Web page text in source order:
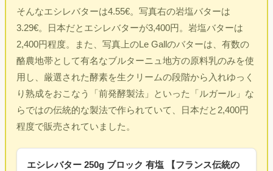
そんなエシレバターは4.55€。写真右の岩塩バターは
3.29€。日本だとエシレバターが3,400円。岩塩バターは
2,400円程度。また、写真上のLe Gallのバターは、有数の
酪農地帯として有名なブルターニュ地方の原料乳のみを使
用し、厳選された酵素を生クリームの段階から入れゆっく
り熟成をおこなう「前発酵製法」といった「ルガール」な
らではの伝統的な製法で作られていて、日本だと2,400円
程度で販売されていました。
エシレバター 250g ブロック 有塩 【フランス伝統の